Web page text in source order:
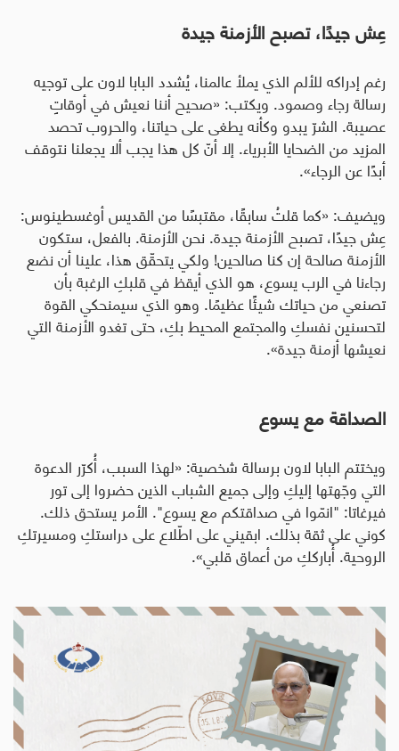
عِش جيدًا، تصبح الأزمنة جيدة
رغم إدراكه للألم الذي يملأ عالمنا، يُشدد البابا لاون على توجيه
رسالة رجاء وصمود. ويكتب: «صحيح أننا نعيش في أوقاتٍ
عصيبة. الشرّ يبدو وكأنه يطغى على حياتنا، والحروب تحصد
المزيد من الضحايا الأبرياء. إلا أنّ كل هذا يجب ألا يجعلنا نتوقف
أبدًا عن الرجاء».
ويضيف: «كما قلتُ سابقًا، مقتبسًا من القديس أوغسطينوس:
عِش جيدًا، تصبح الأزمنة جيدة. نحن الأزمنة. بالفعل، ستكون
الأزمنة صالحة إن كنا صالحين! ولكي يتحقّق هذا، علينا أن نضع
رجاءنا في الرب يسوع، هو الذي أيقظ في قلبكِ الرغبة بأن
تصنعي من حياتك شيئًا عظيمًا. وهو الذي سيمنحكي القوة
لتحسنين نفسكِ والمجتمع المحيط بكِ، حتى تغدو الأزمنة التي
نعيشها أزمنة جيدة».
الصداقة مع يسوع
ويختتم البابا لاون برسالة شخصية: «لهذا السبب، أُكرّر الدعوة
التي وجّهتها إليكِ وإلى جميع الشباب الذين حضروا إلى تور
فيرغاتا: "انمّوا في صداقتكم مع يسوع". الأمر يستحق ذلك.
كوني على ثقة بذلك. ابقيني على اطّلاع على دراستكِ ومسيرتكِ
الروحية. أُبارككِ من أعماق قلبي».